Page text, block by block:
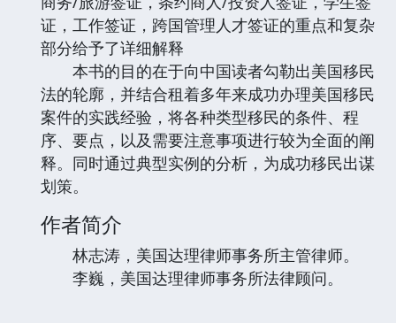
证，工作签证，跨国管理人才签证的重点和复杂
部分给予了详细解释
本书的目的在于向中国读者勾勒出美国移民
法的轮廓，并结合租着多年来成功办理美国移民
案件的实践经验，将各种类型移民的条件、程
序、要点，以及需要注意事项进行较为全面的阐
释。同时通过典型实例的分析，为成功移民出谋
划策。
作者简介
林志涛，美国达理律师事务所主管律师。
李巍，美国达理律师事务所法律顾问。